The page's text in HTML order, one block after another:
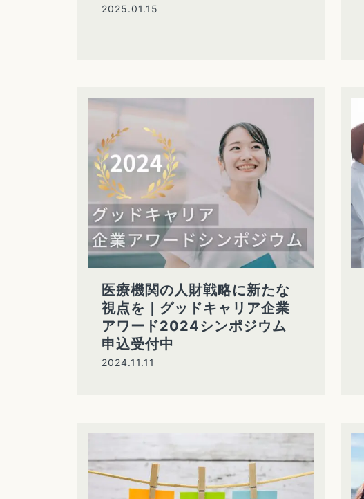
2025.01.15
医療機関の人財戦略に新たな
視点を｜グッドキャリア企業
アワード2024シンポジウム
申込受付中
2024.11.11